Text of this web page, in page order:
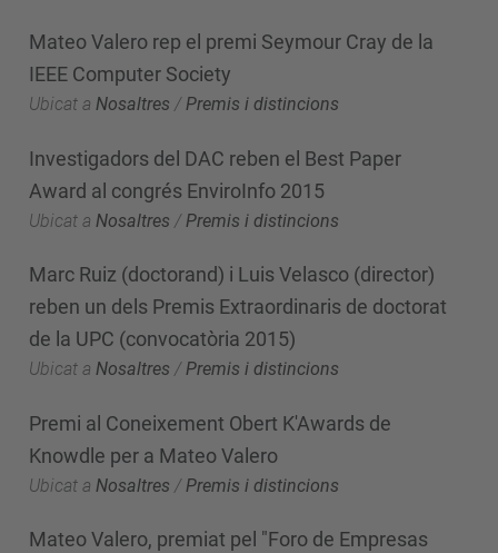
Mateo Valero rep el premi Seymour Cray de la
IEEE Computer Society
Ubicat a Nosaltres /Premis i distincions
Investigadors del DAC reben el Best Paper
Award al congrés EnviroInfo 2015
Ubicat a Nosaltres / Premis i distincions
Marc Ruiz (doctorand) i Luis Velasco (director)
reben un dels Premis Extraordinaris de doctorat
de la UPC (convocatòria 2015)
Ubicat a Nosaltres /Premis i distincions
Premi al Coneixement Obert K'Awards de
Knowdle per a Mateo Valero
Ubicat a Nosaltres / Premis i distincions
Mateo Valero, premiat pel "Foro de Empresas